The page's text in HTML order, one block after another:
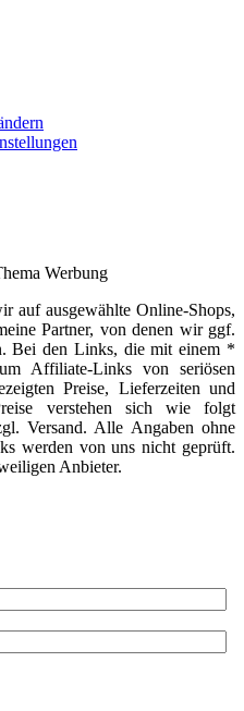
Werbung
auf ausgewählte Online-Shops,
Partner, von denen wir ggf.
Bei den Links, die mit einem *
Affiliate-Links von seriösen
Preise, Lieferzeiten und
verstehen sich wie folgt
Versand. Alle Angaben ohne
werden von uns nicht geprüft.
Anbieter.